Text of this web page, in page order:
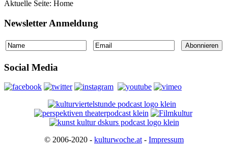
Aktuelle Seite: Home
Newsletter Anmeldung
Social Media
© 2006-2020 - kulturwoche.at - Impressum